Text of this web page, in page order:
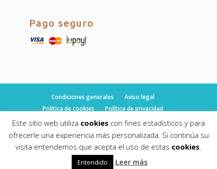
Pago seguro
Condiciones generales
Aviso legal
Política de cookies
Política de privacidad
© fulltimeguides.com 2019. Todos los derechos
reservados.
Este sitio web utiliza cookies con fines estadísticos y para
ofrecerle una experiencia más personalizada. Si continúa su
visita entendemos que acepta el uso de estas cookies.
Entendido Leer más